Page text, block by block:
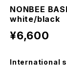
NONBEE
white/black
¥6,600
International